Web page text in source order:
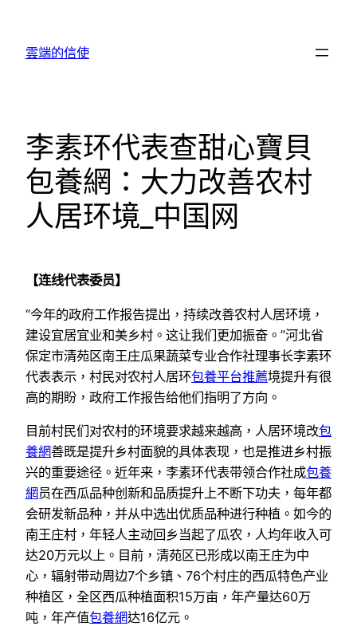
雲端的信使
李素环代表查甜心寶貝
包養網：大力改善农村
人居环境_中国网
【连线代表委员】
“今年的政府工作报告提出，持续改善农村人居环境，
建设宜居宜业和美乡村。这让我们更加振奋。”河北省
保定市清苑区南王庄瓜果蔬菜专业合作社理事长李素环
代表表示，村民对农村人居环包養平台推薦境提升有很
高的期盼，政府工作报告给他们指明了方向。
目前村民们对农村的环境要求越来越高，人居环境改包
養網善既是提升乡村面貌的具体表现，也是推进乡村振
兴的重要途径。近年来，李素环代表带领合作社成包養
網员在西瓜品种创新和品质提升上不断下功夫，每年都
会研发新品种，并从中选出优质品种进行种植。如今的
南王庄村，年轻人主动回乡当起了瓜农，人均年收入可
达20万元以上。目前，清苑区已形成以南王庄为中
心，辐射带动周边7个乡镇、76个村庄的西瓜特色产业
种植区，全区西瓜种植面积15万亩，年产量达60万
吨，年产值包養網达16亿元。